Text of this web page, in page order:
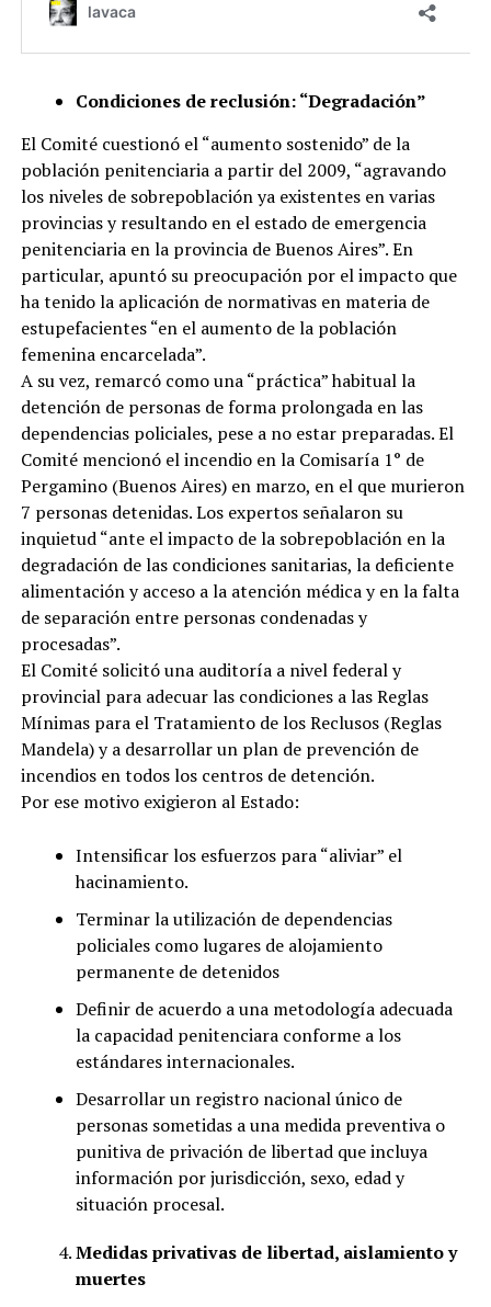
Condiciones de reclusión: “Degradación”
El Comité cuestionó el “aumento sostenido” de la
población penitenciaria a partir del 2009, “agravando
los niveles de sobrepoblación ya existentes en varias
provincias y resultando en el estado de emergencia
penitenciaria en la provincia de Buenos Aires”. En
particular, apuntó su preocupación por el impacto que
ha tenido la aplicación de normativas en materia de
estupefacientes “en el aumento de la población
femenina encarcelada”.
A su vez, remarcó como una “práctica” habitual la
detención de personas de forma prolongada en las
dependencias policiales, pese a no estar preparadas. El
Comité mencionó el incendio en la Comisaría 1° de
Pergamino (Buenos Aires) en marzo, en el que murieron
7 personas detenidas. Los expertos señalaron su
inquietud “ante el impacto de la sobrepoblación en la
degradación de las condiciones sanitarias, la deficiente
alimentación y acceso a la atención médica y en la falta
de separación entre personas condenadas y
procesadas”.
El Comité solicitó una auditoría a nivel federal y
provincial para adecuar las condiciones a las Reglas
Mínimas para el Tratamiento de los Reclusos (Reglas
Mandela) y a desarrollar un plan de prevención de
incendios en todos los centros de detención.
Por ese motivo exigieron al Estado:
Intensificar los esfuerzos para “aliviar” el
hacinamiento.
Terminar la utilización de dependencias
policiales como lugares de alojamiento
permanente de detenidos
Definir de acuerdo a una metodología adecuada
la capacidad penitenciara conforme a los
estándares internacionales.
Desarrollar un registro nacional único de
personas sometidas a una medida preventiva o
punitiva de privación de libertad que incluya
información por jurisdicción, sexo, edad y
situación procesal.
Medidas privativas de libertad, aislamiento y
muertes